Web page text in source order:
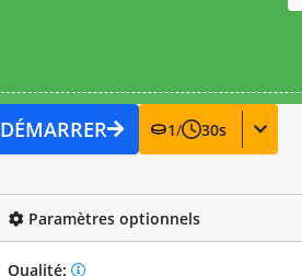
DÉMARRER 1/ 30s
Paramètres optionnels
Qualité: